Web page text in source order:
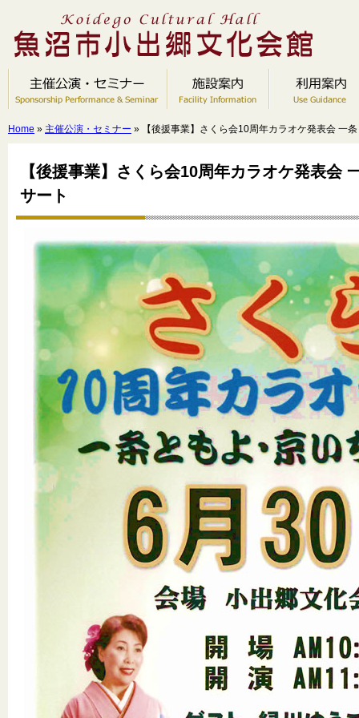
Home » 主催公演・セミナー » 【後援事業】さくら会10周年カラオケ発表会 一
【後援事業】さくら会10周年カラオケ発表会
サート